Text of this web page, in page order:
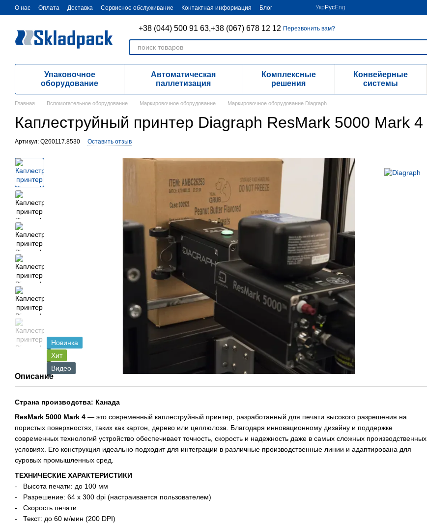
Перейти к основному контенту
О нас Оплата Доставка Cервисное обслуживание Контактная информация Блог Укр РусEng
+38 (044) 500 91 63,+38 (067) 678 12 12 Перезвонить вам?
Упаковочное
оборудование
Автоматическая
паллетизация
Комплексные
решения
Конвейерные
системы
Главная Вспомогательное оборудование Маркировочное оборудование Маркировочное оборудование Diagraph
Каплеструйный принтер Diagraph ResMark 5000 Mark 4
Артикул: Q260117.8530 Оставить отзыв
Новинка
Хит
Видео
Описание
Страна производства: Канада
ResMark 5000 Mark 4 — это современный каплеструйный принтер, разработанный для печати высокого разрешения на
пористых поверхностях, таких как картон, дерево или целлюлоза. Благодаря инновационному дизайну и поддержке
современных технологий устройство обеспечивает точность, скорость и надежность даже в самых сложных производственных
условиях. Его конструкция идеально подходит для интеграции в различные производственные линии и адаптирована для
суровых промышленных сред.
ТЕХНИЧЕСКИЕ ХАРАКТЕРИСТИКИ
- Высота печати: до 100 мм
- Разрешение: 64 x 300 dpi (настраивается пользователем)
- Скорость печати:
- Текст: до 60 м/мин (200 DPI)